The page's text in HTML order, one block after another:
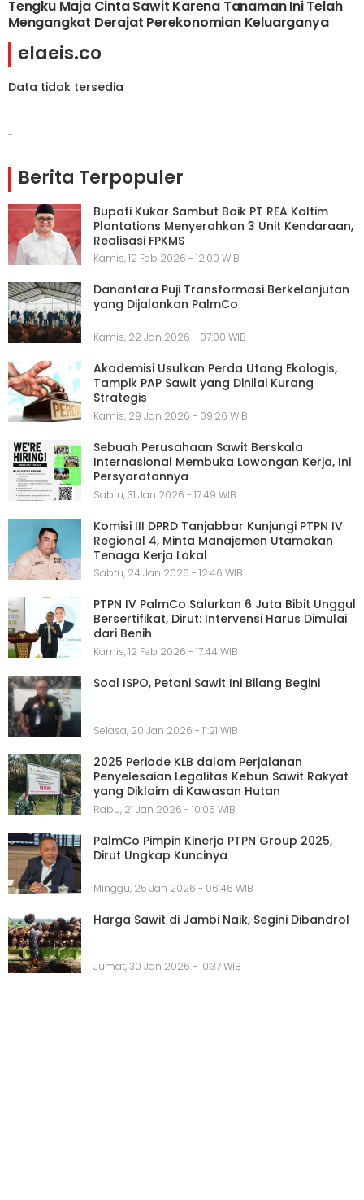
Tengku Maja Cinta Sawit Karena Tanaman Ini Telah
Mengangkat Derajat Perekonomian Keluarganya
elaeis.co
Data tidak tersedia
-
Berita Terpopuler
Bupati Kukar Sambut Baik PT REA Kaltim
Plantations Menyerahkan 3 Unit Kendaraan,
Realisasi FPKMS
Kamis, 12 Feb 2026 - 12:00 WIB
Danantara Puji Transformasi Berkelanjutan
yang Dijalankan PalmCo
Kamis, 22 Jan 2026 - 07:00 WIB
Akademisi Usulkan Perda Utang Ekologis,
Tampik PAP Sawit yang Dinilai Kurang
Strategis
Kamis, 29 Jan 2026 - 09:26 WIB
Sebuah Perusahaan Sawit Berskala
Internasional Membuka Lowongan Kerja, Ini
Persyaratannya
Sabtu, 31 Jan 2026 - 17:49 WIB
Komisi III DPRD Tanjabbar Kunjungi PTPN IV
Regional 4, Minta Manajemen Utamakan
Tenaga Kerja Lokal
Sabtu, 24 Jan 2026 - 12:46 WIB
PTPN IV PalmCo Salurkan 6 Juta Bibit Unggul
Bersertifikat, Dirut: Intervensi Harus Dimulai
dari Benih
Kamis, 12 Feb 2026 - 17:44 WIB
Soal ISPO, Petani Sawit Ini Bilang Begini
Selasa, 20 Jan 2026 - 11:21 WIB
2025 Periode KLB dalam Perjalanan
Penyelesaian Legalitas Kebun Sawit Rakyat
yang Diklaim di Kawasan Hutan
Rabu, 21 Jan 2026 - 10:05 WIB
PalmCo Pimpin Kinerja PTPN Group 2025,
Dirut Ungkap Kuncinya
Minggu, 25 Jan 2026 - 06:46 WIB
Harga Sawit di Jambi Naik, Segini Dibandrol
Jumat, 30 Jan 2026 - 10:37 WIB